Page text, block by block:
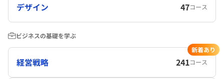
デザイン 47コース
ビジネスの基礎を学ぶ
経営戦略 241コース
新着あり